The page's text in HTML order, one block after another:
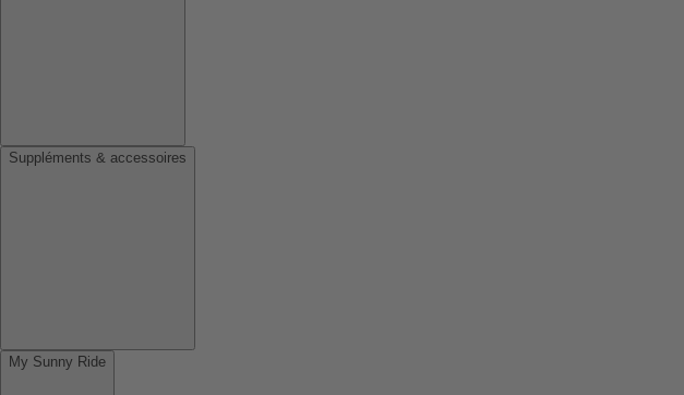
Suppléments & accessoires
My Sunny Ride